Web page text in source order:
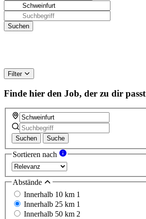
Filter
Finde hier den Job, der zu dir passt
Suchen Suche
Sortieren nach
Abstände
Innerhalb 10 km 1
Innerhalb 25 km 1
Innerhalb 50 km 2